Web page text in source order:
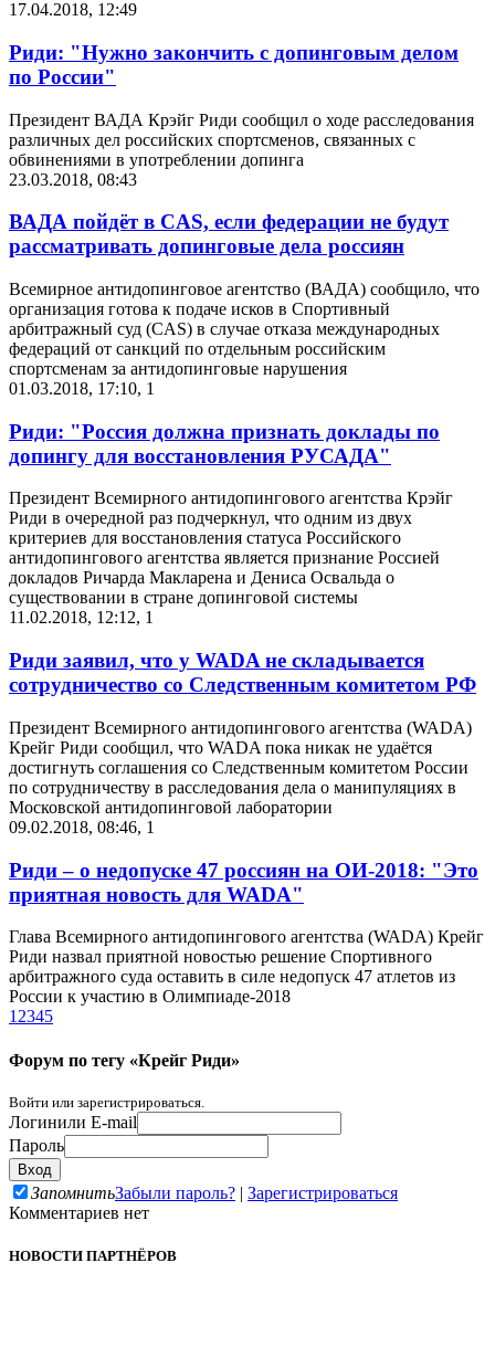
17.04.2018, 12:49
Риди: "Нужно закончить с допинговым делом
по России"
Президент ВАДА Крэйг Риди сообщил о ходе расследования
различных дел российских спортсменов, связанных с
обвинениями в употреблении допинга
23.03.2018, 08:43
ВАДА пойдёт в CAS, если федерации не будут
рассматривать допинговые дела россиян
Всемирное антидопинговое агентство (ВАДА) сообщило, что
организация готова к подаче исков в Спортивный
арбитражный суд (CAS) в случае отказа международных
федераций от санкций по отдельным российским
спортсменам за антидопинговые нарушения
01.03.2018, 17:10, 1
Риди: "Россия должна признать доклады по
допингу для восстановления РУСАДА"
Президент Всемирного антидопингового агентства Крэйг
Риди в очередной раз подчеркнул, что одним из двух
критериев для восстановления статуса Российского
антидопингового агентства является признание Россией
докладов Ричарда Макларена и Дениса Освальда о
существовании в стране допинговой системы
11.02.2018, 12:12, 1
Риди заявил, что у WADA не складывается
сотрудничество со Следственным комитетом РФ
Президент Всемирного антидопингового агентства (WADA)
Крейг Риди сообщил, что WADA пока никак не удаётся
достигнуть соглашения со Следственным комитетом России
по сотрудничеству в расследования дела о манипуляциях в
Московской антидопинговой лаборатории
09.02.2018, 08:46, 1
Риди – о недопуске 47 россиян на ОИ-2018: "Это
приятная новость для WADA"
Глава Всемирного антидопингового агентства (WADA) Крейг
Риди назвал приятной новостью решение Спортивного
арбитражного суда оставить в силе недопуск 47 атлетов из
России к участию в Олимпиаде-2018
1 2345
Форум по тегу «Крейг Риди»
Войти или зарегистрироваться.
Логинили E-mail
Пароль
ЗапомнитьЗабыли пароль? | Зарегистрироваться
Комментариев нет
НОВОСТИ ПАРТНЁРОВ